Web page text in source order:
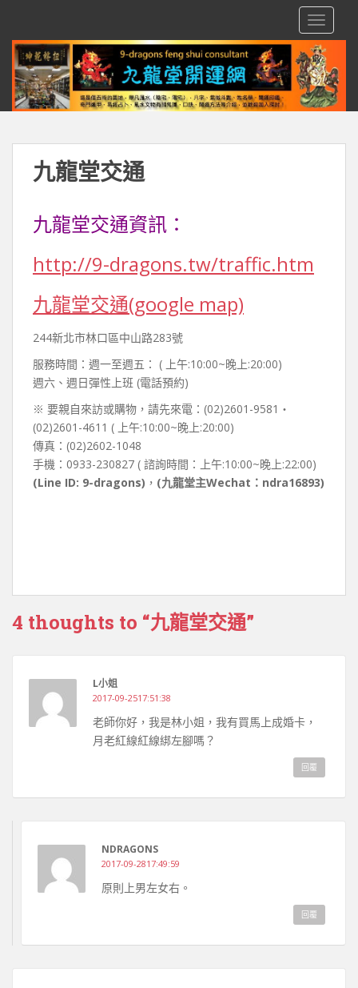
九龍堂交通
九龍堂交通資訊：
http://9-dragons.tw/traffic.htm
九龍堂交通(google map)
244新北市林口區中山路283號
服務時間：週一至週五： ( 上午:10:00~晚上:20:00)
週六、週日彈性上班 (電話預約)
※ 要親自來訪或購物，請先來電：(02)2601-9581‧
(02)2601-4611 ( 上午:10:00~晚上:20:00)
傳真：(02)2602-1048
手機：0933-230827 ( 諮詢時間：上午:10:00~晚上:22:00)
(Line ID: 9-dragons) ， (九龍堂主Wechat：ndra16893)
4 thoughts to “九龍堂交通”
L小姐
2017-09-2517:51:38
老師你好，我是林小姐，我有買馬上成婚卡，
月老紅線紅線綁左腳嗎？
回覆
NDRAGONS
2017-09-2817:49:59
原則上男左女右。
回覆